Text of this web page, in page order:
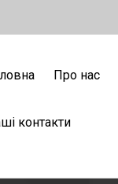
Про нас
контакти